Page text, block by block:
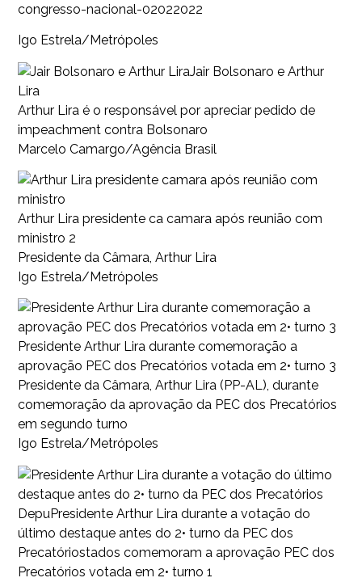
congresso-nacional-02022022
Igo Estrela/Metrópoles
Jair Bolsonaro e Arthur
Lira
Arthur Lira é o responsável por apreciar pedido de
impeachment contra Bolsonaro
Marcelo Camargo/Agência Brasil
Arthur Lira presidente ca camara após reunião com
ministro 2
Presidente da Câmara, Arthur Lira
Igo Estrela/Metrópoles
Presidente Arthur Lira durante comemoração a
aprovação PEC dos Precatórios votada em 2• turno 3
Presidente da Câmara, Arthur Lira (PP-AL), durante
comemoração da aprovação da PEC dos Precatórios
em segundo turno
Igo Estrela/Metrópoles
DepuPresidente Arthur Lira durante a votação do
último destaque antes do 2• turno da PEC dos
Precatóriostados comemoram a aprovação PEC dos
Precatórios votada em 2• turno 1